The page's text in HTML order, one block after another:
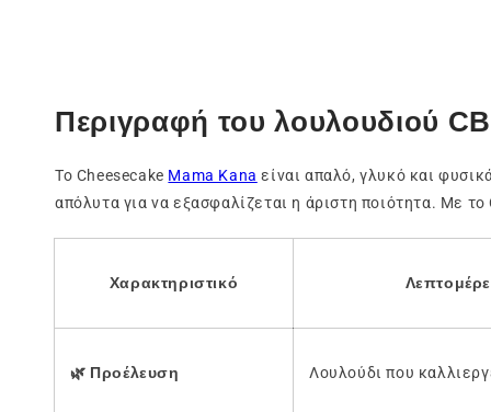
Περιγραφή του λουλουδιού
Το Cheesecake Mama Kana είναι απαλό, γλυκό και
απόλυτα για να εξασφαλίζεται η άριστη ποιότητα. Με
Χαρακτηριστικό
🌿 Προέλευση Λουλούδι που